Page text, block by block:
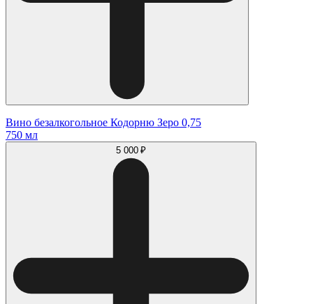
Вино безалкогольное Кодорню Зеро 0,75
750 мл
5 000 ₽